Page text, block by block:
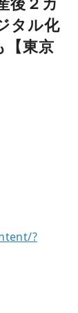
タル化
【東京
?